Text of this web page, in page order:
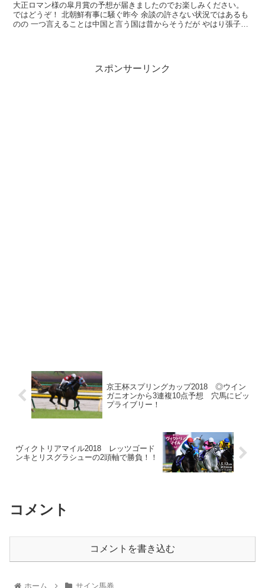
大正ロマン様の皐月賞の予想が届きましたのでお楽しみください。
ではどうぞ！ 北朝鮮有事に騒ぐ昨今 余談の許さない状況ではあるも
のの 一つ言えることは中国と言う国は昔からそうだが やはり張子の
スポンサーリンク
京王杯スプリングカップ2018 ◎ウイン
ガニオンから3連複10点予想 穴馬にビッ
プライブリー！
ヴィクトリアマイル2018 レッツゴード
ンキとリスグラシューの2頭軸で勝負！！
コメント
コメントを書き込む
ホーム サイン馬券